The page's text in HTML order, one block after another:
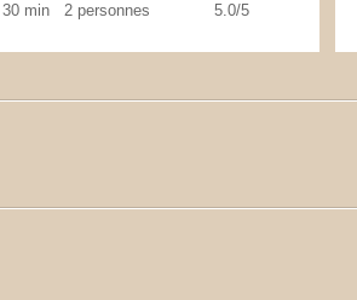
30 min 2 personnes 5.0/5